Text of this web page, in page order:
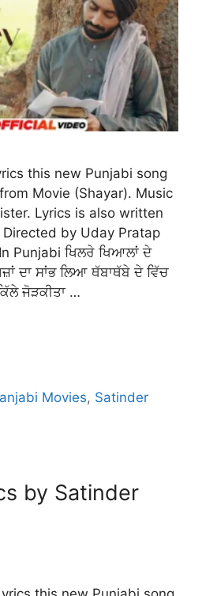
this new Punjabi song
Movie (Shayar). Music
Lyrics is also written
by Uday Pratap
Punjabi ਖਿਲਰੇ ਖਿਆਲਾਂ ਦੇ
ਦਾ ਸਾਂਭ ਲਿਆ ਥੱਬਾਥੱਬੇ ਦੇ ਵਿੱਚ
ਜੋੜਕੀਤਾ …
Movies, Satinder
by Satinder